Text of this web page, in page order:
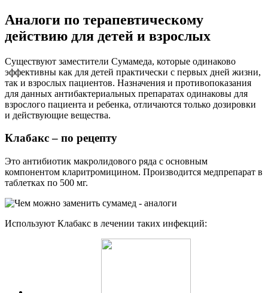
Аналоги по терапевтическому
действию для детей и взрослых
Существуют заместители Сумамеда, которые одинаково
эффективны как для детей практически с первых дней жизни,
так и взрослых пациентов. Назначения и противопоказания
для данных антибактериальных препаратах одинаковы для
взрослого пациента и ребенка, отличаются только дозировки
и действующие вещества.
Клабакс – по рецепту
Это антибиотик макролидового ряда с основным
компонентом кларитромицином. Производится медпрепарат в
таблетках по 500 мг.
Используют Клабакс в лечении таких инфекций: